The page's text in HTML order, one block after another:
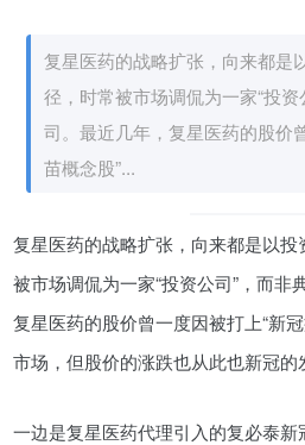
为你推荐
资鲸精选 | 127页PPT，读懂复
星、平安、腾讯、比亚迪、碧桂园
等66位超级商业巨头未来产业布
局！（非常值得收藏！）
11-01
模式”！推荐收藏！
08-02
资鲸精选 | 小米同股不同权的股权
08-23
复星医药的战略扩张，向来都是
径，时常被市场调侃为一家“投
司。最近几年，复星医药的股价
苗概念股”...
复星医药的战略扩张，向来都是以
被市场调侃为一家“投资公司”，而非
复星医药的股价曾一度因被打上“新
市场，但股价的涨跌也从此也新冠的
一边是复星医药代理引入的复必泰